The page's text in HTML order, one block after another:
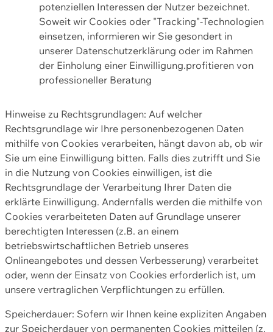
potenziellen Interessen der Nutzer bezeichnet.
Soweit wir Cookies oder "Tracking"-Technologien
einsetzen, informieren wir Sie gesondert in
unserer Datenschutzerklärung oder im Rahmen
der Einholung einer Einwilligung.profitieren von
professioneller Beratung
Hinweise zu Rechtsgrundlagen: Auf welcher
Rechtsgrundlage wir Ihre personenbezogenen Daten
mithilfe von Cookies verarbeiten, hängt davon ab, ob wir
Sie um eine Einwilligung bitten. Falls dies zutrifft und Sie
in die Nutzung von Cookies einwilligen, ist die
Rechtsgrundlage der Verarbeitung Ihrer Daten die
erklärte Einwilligung. Andernfalls werden die mithilfe von
Cookies verarbeiteten Daten auf Grundlage unserer
berechtigten Interessen (z.B. an einem
betriebswirtschaftlichen Betrieb unseres
Onlineangebotes und dessen Verbesserung) verarbeitet
oder, wenn der Einsatz von Cookies erforderlich ist, um
unsere vertraglichen Verpflichtungen zu erfüllen.
Speicherdauer: Sofern wir Ihnen keine expliziten Angaben
zur Speicherdauer von permanenten Cookies mitteilen (z.